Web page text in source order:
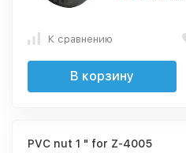
К сравнению
В корзину
PVC nut 1 " for Z-4005